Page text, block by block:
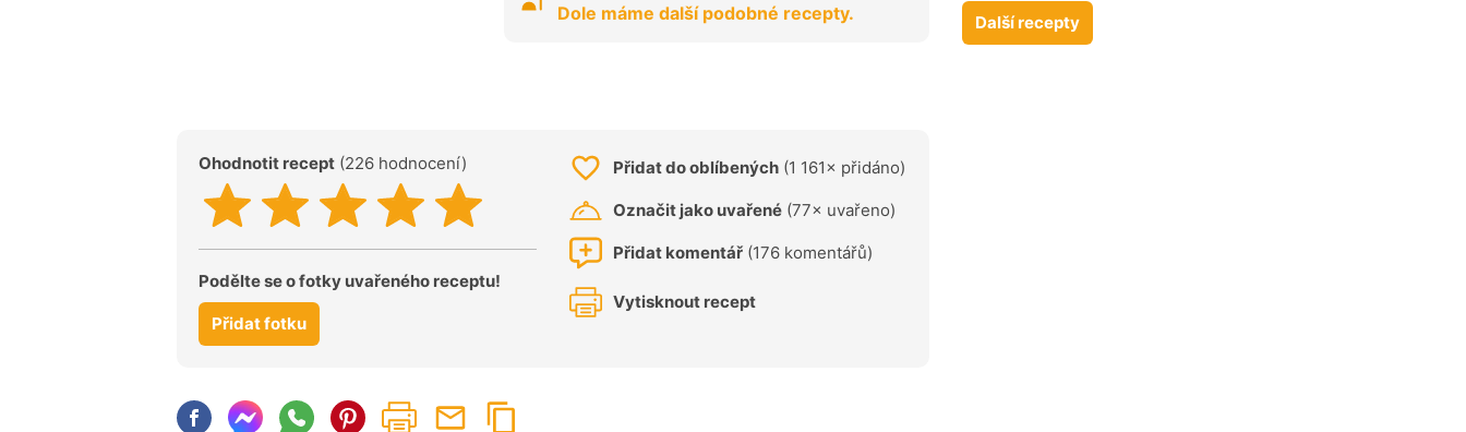
Dole máme další podobné recepty.
Ohodnotit recept (226 hodnocení)
Podělte se o fotky uvařeného receptu!
Přidat fotku
Přidat do oblíbených (1 161× přidáno)
Označit jako uvařené (77× uvařeno)
Přidat komentář (176 komentářů)
Vytisknout recept
Další recepty